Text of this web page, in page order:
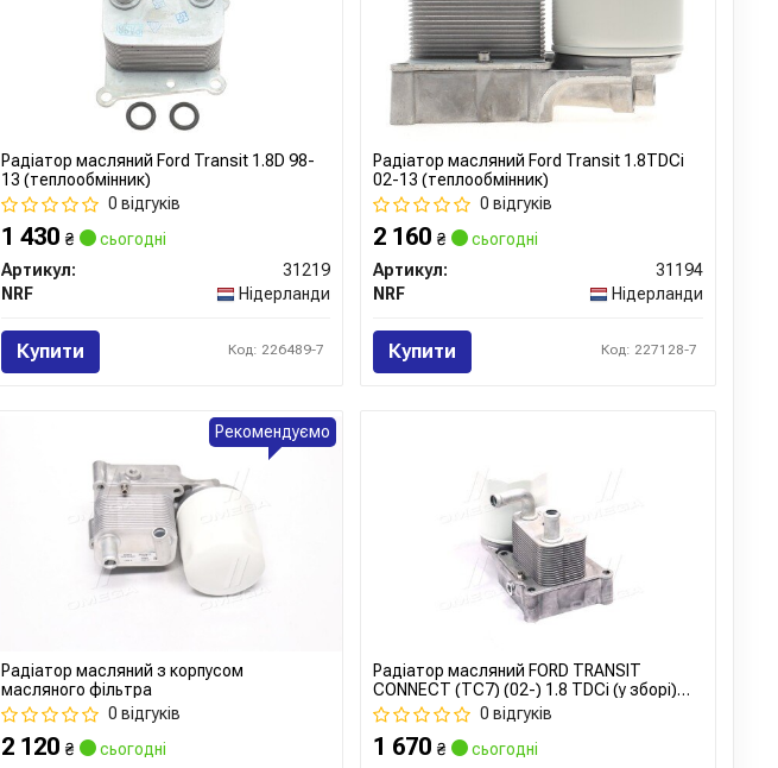
Радіатор масляний Ford Transit 1.8D 98-
13 (теплообмінник)
0 відгуків
1 430 ₴
сьогодні
Артикул:
31219
NRF
Нідерланди
Купити Код: 226489-7
Радіатор масляний Ford Transit 1.8TDCi
02-13 (теплообмінник)
0 відгуків
2 160₴
сьогодні
Артикул:
31194
NRF
Нідерланди
Купити Код: 227128-7
Радіатор масляний з корпусом
масляного фільтра
0 відгуків
2 120 ₴
сьогодні
Рекомендуємо
Радіатор масляний FORD TRANSIT
CONNECT (TC7) (02-) 1.8 TDCi (у зборі)
(вир-во AVA) 0 відгуків
1 670₴
сьогодні